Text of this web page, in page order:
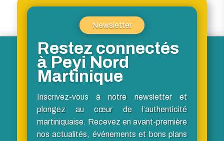
Newsletter
Restez connectés
à Peyi Nord
Martinique
Inscrivez-vous à notre newsletter et
plongez au cœur de l’authenticité
martiniquaise. Recevez en avant-première
nos actualités, événements et bons plans